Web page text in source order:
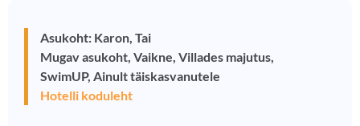
Asukoht: Karon, Tai
Mugav asukoht, Vaikne, Villades majutus,
SwimUP, Ainult täiskasvanutele
Hotelli koduleht